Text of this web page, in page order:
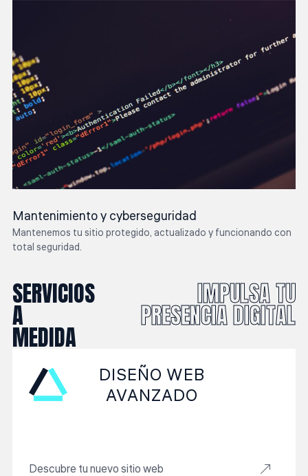
Mantenimiento y cyberseguridad
Mantenemos tu sitio protegido, actualizado y funcionando con
total seguridad.
SERVICIOS
A
MEDIDA
IMPULSA TU
PRESENCIA DIGITAL
DISEÑO WEB
AVANZADO
Descubre tu nuevo sitio web